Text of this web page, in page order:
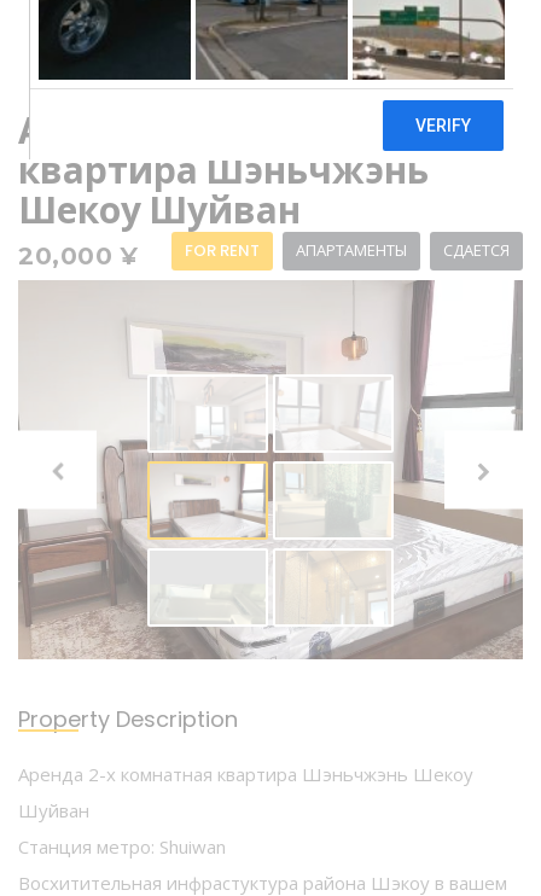
Аренда 2-х комнатная
квартира Шэньчжэнь
Шекоу Шуйван
FOR RENT АПАРТАМЕНТЫ СДАЕТСЯ
20,000 ¥
Property Description
Аренда 2-х комнатная квартира Шэньчжэнь Шекоу
Шуйван
Станция метро: Shuiwan
Восхитительная инфрастуктура района Шэкоу в вашем